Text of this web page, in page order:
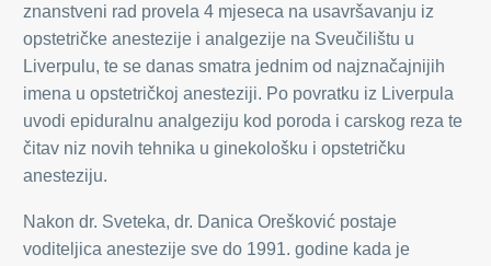
znanstveni rad provela 4 mjeseca na usavršavanju iz
opstetričke anestezije i analgezije na Sveučilištu u
Liverpulu, te se danas smatra jednim od najznačajnijih
imena u opstetričkoj anesteziji. Po povratku iz Liverpula
uvodi epiduralnu analgeziju kod poroda i carskog reza te
čitav niz novih tehnika u ginekološku i opstetričku
anesteziju.
Nakon dr. Sveteka, dr. Danica Orešković postaje
voditeljica anestezije sve do 1991. godine kada je